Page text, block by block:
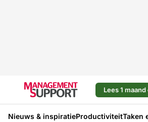
Lees 1
Nieuws & inspiratieProductiviteitTaken